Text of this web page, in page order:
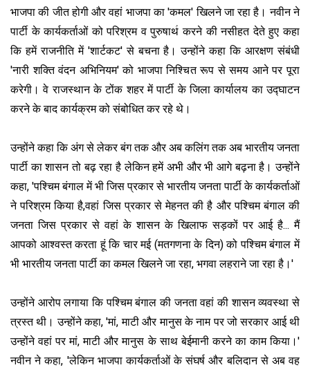
भाजपा की जीत होगी और वहां भाजपा का 'कमल' खिलने जा रहा है। नवीन ने
पार्टी के कार्यकर्ताओं को परिश्रम व पुरुषार्थ करने की नसीहत देते हुए कहा
कि हमें राजनीति में 'शार्टकट' से बचना है। उन्होंने कहा कि आरक्षण संबंधी
'नारी शक्ति वंदन अभिनियम' को भाजपा निश्चित रूप से समय आने पर पूरा
करेगी। वे राजस्थान के टोंक शहर में पार्टी के जिला कार्यालय का उद्घाटन
करने के बाद कार्यक्रम को संबोधित कर रहे थे।
उन्होंने कहा कि अंग से लेकर बंग तक और अब कलिंग तक अब भारतीय जनता
पार्टी का शासन तो बढ़ रहा है लेकिन हमें अभी और भी आगे बढ़ना है। उन्होंने
कहा, 'पश्चिम बंगाल में भी जिस प्रकार से भारतीय जनता पार्टी के कार्यकर्ताओं
ने परिश्रम किया है,वहां जिस प्रकार से मेहनत की है और पश्चिम बंगाल की
जनता जिस प्रकार से वहां के शासन के खिलाफ सड़कों पर आई है... मैं
आपको आश्वस्त करता हूं कि चार मई (मतगणना के दिन) को पश्चिम बंगाल में
भी भारतीय जनता पार्टी का कमल खिलने जा रहा, भगवा लहराने जा रहा है।'
उन्होंने आरोप लगाया कि पश्चिम बंगाल की जनता वहां की शासन व्यवस्था से
त्रस्त थी। उन्होंने कहा, 'मां, माटी और मानुस के नाम पर जो सरकार आई थी
उन्होंने वहां पर मां, माटी और मानुस के साथ बेईमानी करने का काम किया।'
नवीन ने कहा, 'लेकिन भाजपा कार्यकर्ताओं के संघर्ष और बलिदान से अब वह